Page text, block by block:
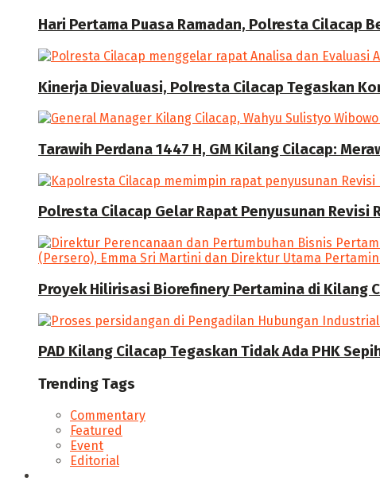
Hari Pertama Puasa Ramadan, Polresta Cilacap
Kinerja Dievaluasi, Polresta Cilacap Tegaskan
Tarawih Perdana 1447 H, GM Kilang Cilacap:
Polresta Cilacap Gelar Rapat Penyusunan Revisi
Proyek Hilirisasi Biorefinery Pertamina di Kilang
PAD Kilang Cilacap Tegaskan Tidak Ada PHK
Trending Tags
Commentary
Featured
Event
Editorial